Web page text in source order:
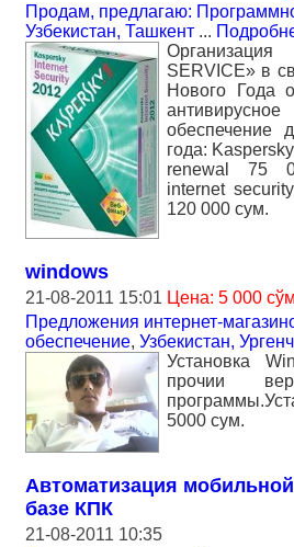
Продам, предлагаю:
Узбекистан, Ташкент ...
SERVICE» в
Нового Года
обеспечение
года:
renewal 75
internet
120 000 сум.
windows
21-08-2011 15:01 Цена: 5 000 сўм
Предложения интернет-
обеспечение, Узбекистан, Ургенч
Установка
прочии
5000 сум.
Автоматизация
базе КПК
21-08-2011 10:35